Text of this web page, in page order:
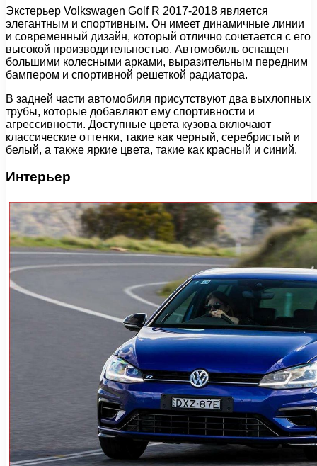
Экстерьер Volkswagen Golf R 2017-2018 является
элегантным и спортивным. Он имеет динамичные линии
и современный дизайн, который отлично сочетается с его
высокой производительностью. Автомобиль оснащен
большими колесными арками, выразительным передним
бампером и спортивной решеткой радиатора.
В задней части автомобиля присутствуют два выхлопных
трубы, которые добавляют ему спортивности и
агрессивности. Доступные цвета кузова включают
классические оттенки, такие как черный, серебристый и
белый, а также яркие цвета, такие как красный и синий.
Интерьер